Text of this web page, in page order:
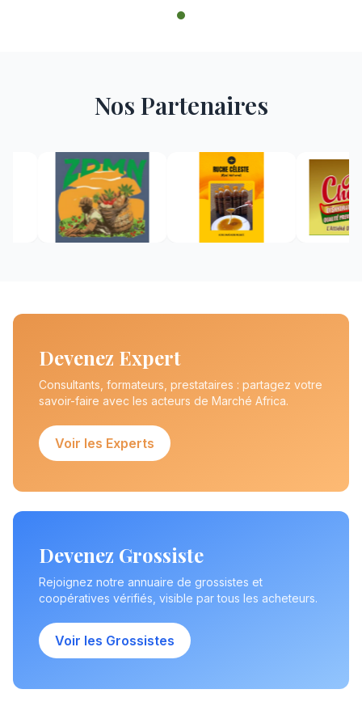
Nos Partenaires
Devenez Expert
Consultants, formateurs, prestataires : partagez votre
savoir-faire avec les acteurs de Marché Africa.
Voir les Experts
Devenez Grossiste
Rejoignez notre annuaire de grossistes et
coopératives vérifiés, visible par tous les acheteurs.
Voir les Grossistes